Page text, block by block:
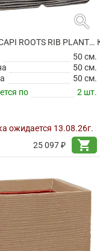
search
КАШПО CAPI ROOTS RIB PLANTER SQUARE ANTHRACITE
50 см.
50 см.
50 см.
по
2 шт.
ожидается 13.08.26г.
25 097 ₽
shopping_cart